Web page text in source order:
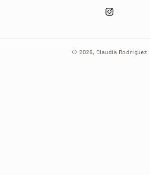
Instagram
© 2026, Claudia Rodríguez